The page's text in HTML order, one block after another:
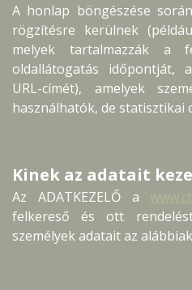
A honlap böngészése
rögzítésre kerülnek
melyek tartalmazzák a
oldallátogatás időpontját,
URL-címét), amelyek
használhatók, de statisztikai
Kinek az adatait
Az ADATKEZELŐ a
felkereső és ott
személyek adatait az